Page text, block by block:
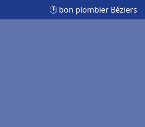
🕒 bon plombier Béziers